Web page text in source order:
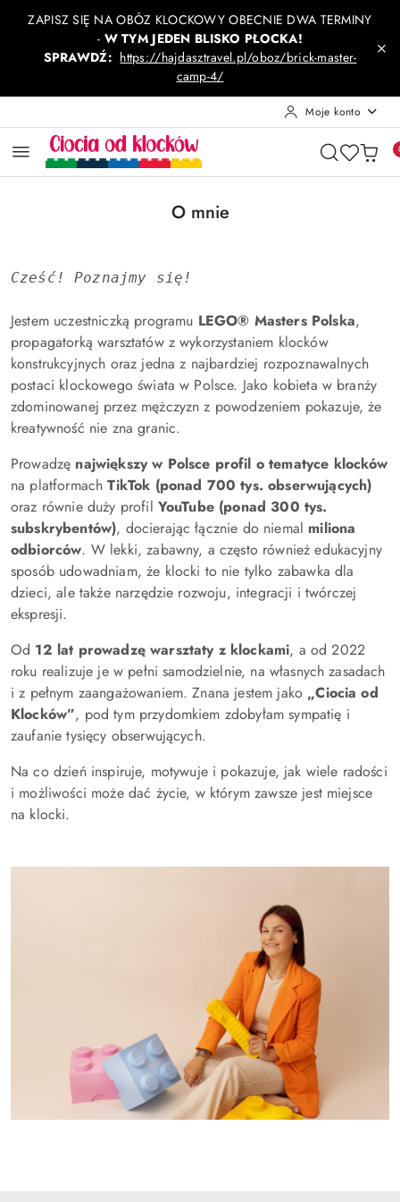
Przejdź do treści głównej
Przejdź do wyszukiwarki
Przejdź do moje konto
Przejdź do menu głównego
Przejdź do stopki
ZAPISZ SIĘ NA OBÓZ KLOCKOWY OBECNIE DWA TERMINY
- W TYM JEDEN BLISKO PŁOCKA!
SPRAWDŹ: https://hajdasztravel.pl/oboz/brick-master-
camp-4/
Moje konto
O mnie
Cześć! Poznajmy się!
Jestem uczestniczką programu LEGO® Masters Polska,
propagatorką warsztatów z wykorzystaniem klocków
konstrukcyjnych oraz jedna z najbardziej rozpoznawalnych
postaci klockowego świata w Polsce. Jako kobieta w branży
zdominowanej przez mężczyzn z powodzeniem pokazuje, że
kreatywność nie zna granic.
Prowadzę największy w Polsce profil o tematyce klocków
na platformachTikTok (ponad 700 tys. obserwujących)
oraz równie duży profil YouTube (ponad 300 tys.
subskrybentów), docierając łącznie do niemal miliona
odbiorców. W lekki, zabawny, a często również edukacyjny
sposób udowadniam, że klocki to nie tylko zabawka dla
dzieci, ale także narzędzie rozwoju, integracji i twórczej
ekspresji.
Od 12 lat prowadzę warsztaty z klockami, a od 2022
roku realizuje je w pełni samodzielnie, na własnych zasadach
i z pełnym zaangażowaniem. Znana jestem jako „Ciocia od
Klocków”, pod tym przydomkiem zdobyłam sympatię i
zaufanie tysięcy obserwujących.
Na co dzień inspiruje, motywuje i pokazuje, jak wiele radości
i możliwości może dać życie, w którym zawsze jest miejsce
na klocki.